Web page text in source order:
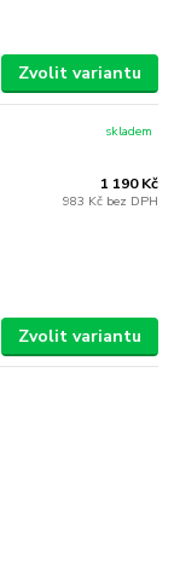
Zvolit variantu
1 190 Kč
983 Kč bez DPH
skladem
Zvolit variantu